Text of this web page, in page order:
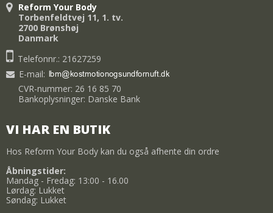
Reform Your Body
Torbenfeldtvej 11, 1. tv.
2700 Brønshøj
Danmark
Telefonnr.: 21627259
E-mail:
CVR-nummer: 26 16 85 70
Bankoplysninger: Danske Bank
VI HAR EN BUTIK
Hos Reform Your Body kan du også afhente din ordre
Åbningstider:
Mandag - Fredag: 13:00 - 16.00
Lørdag: Lukket
Søndag: Lukket